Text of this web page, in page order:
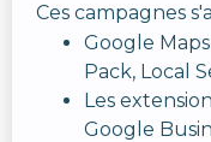
Ces campagnes
Google
Pack, Local
Les
Google